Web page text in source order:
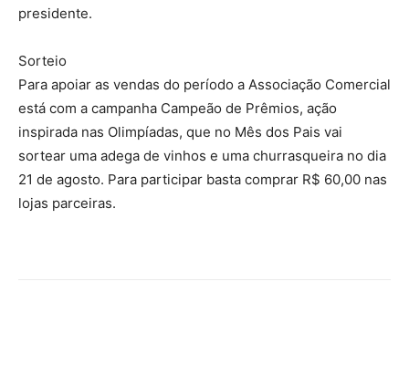
presidente.
Sorteio
Para apoiar as vendas do período a Associação Comercial
está com a campanha Campeão de Prêmios, ação
inspirada nas Olimpíadas, que no Mês dos Pais vai
sortear uma adega de vinhos e uma churrasqueira no dia
21 de agosto. Para participar basta comprar R$ 60,00 nas
lojas parceiras.